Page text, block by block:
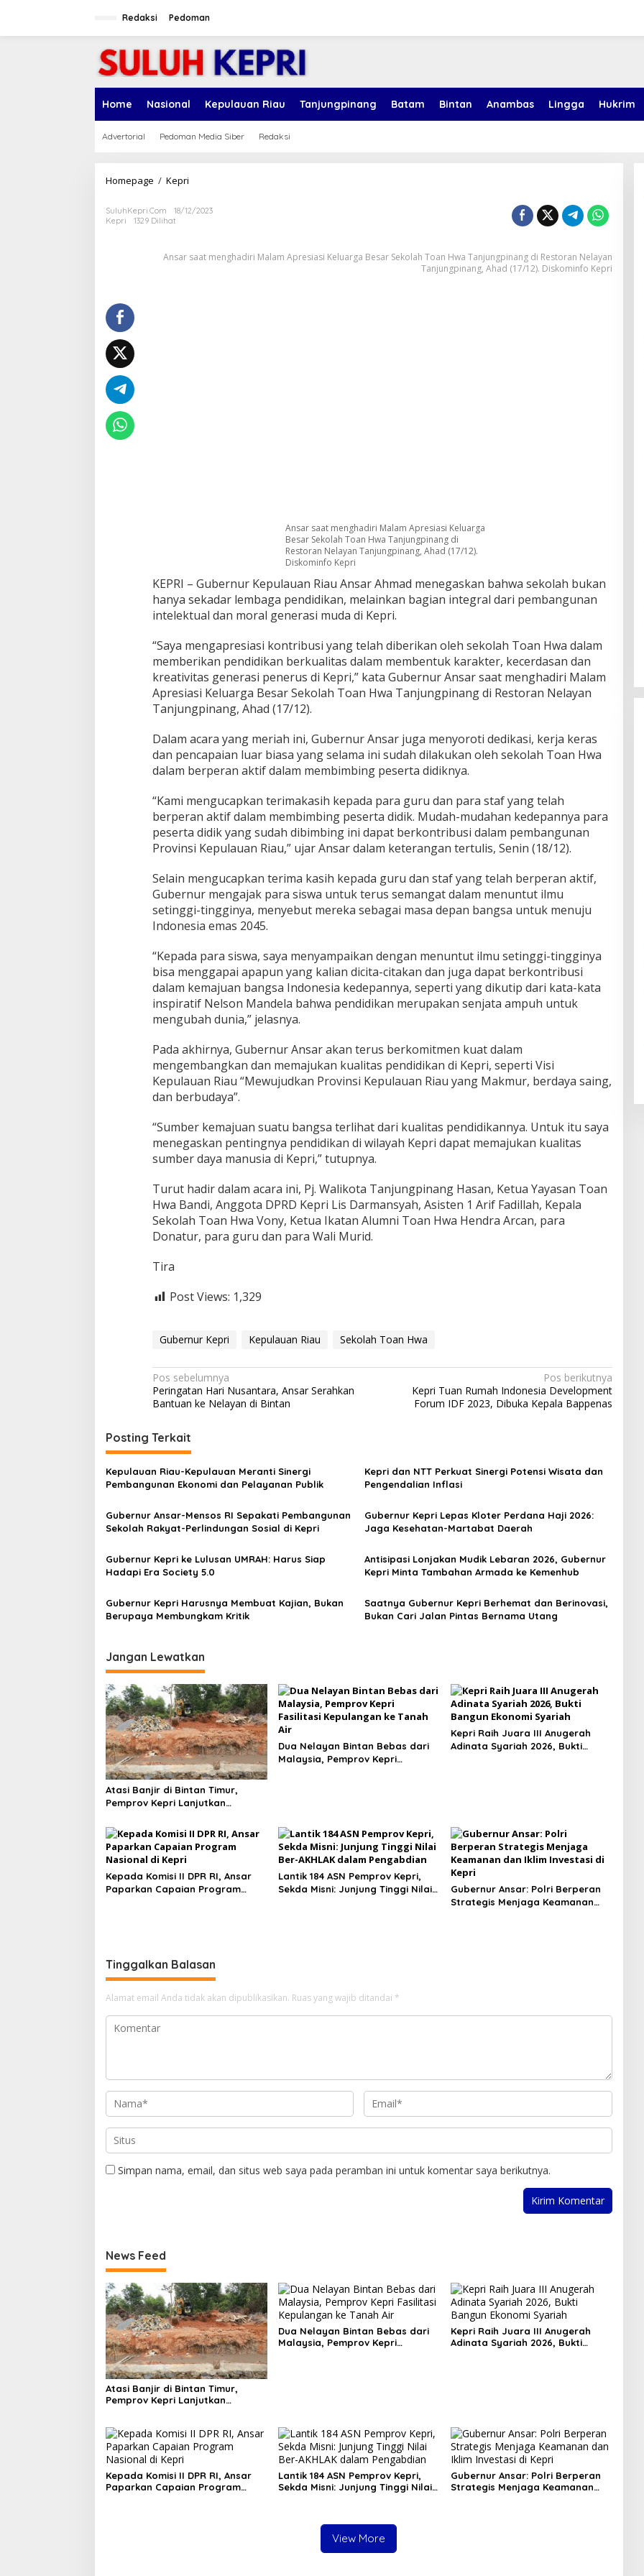
Redaksi Pedoman
Home Nasional Kepulauan Riau Tanjungpinang Batam Bintan Anambas Lingga Hukrim
Advertorial Pedoman Media Siber Redaksi
Homepage / Kepri
d
d
SuluhKepri.com
18/12/2023
Kepri
1329 Dilihat
Ansar saat menghadiri Malam Apresiasi Keluarga Besar Sekolah Toan Hwa Tanjungpinang di Restoran Nelayan
Tanjungpinang, Ahad (17/12). Diskominfo Kepri
Ansar saat menghadiri Malam Apresiasi Keluarga
Besar Sekolah Toan Hwa Tanjungpinang di
Restoran Nelayan Tanjungpinang, Ahad (17/12).
Diskominfo Kepri
KEPRI – Gubernur Kepulauan Riau Ansar Ahmad menegaskan bahwa sekolah bukan
hanya sekadar lembaga pendidikan, melainkan bagian integral dari pembangunan
intelektual dan moral generasi muda di Kepri.
“Saya mengapresiasi kontribusi yang telah diberikan oleh sekolah Toan Hwa dalam
memberikan pendidikan berkualitas dalam membentuk karakter, kecerdasan dan
kreativitas generasi penerus di Kepri,” kata Gubernur Ansar saat menghadiri Malam
Apresiasi Keluarga Besar Sekolah Toan Hwa Tanjungpinang di Restoran Nelayan
Tanjungpinang, Ahad (17/12).
Dalam acara yang meriah ini, Gubernur Ansar juga menyoroti dedikasi, kerja keras
dan pencapaian luar biasa yang selama ini sudah dilakukan oleh sekolah Toan Hwa
dalam berperan aktif dalam membimbing peserta didiknya.
“Kami mengucapkan terimakasih kepada para guru dan para staf yang telah
berperan aktif dalam membimbing peserta didik. Mudah-mudahan kedepannya para
peserta didik yang sudah dibimbing ini dapat berkontribusi dalam pembangunan
Provinsi Kepulauan Riau,” ujar Ansar dalam keterangan tertulis, Senin (18/12).
Selain mengucapkan terima kasih kepada guru dan staf yang telah berperan aktif,
Gubernur mengajak para siswa untuk terus semangat dalam menuntut ilmu
setinggi-tingginya, menyebut mereka sebagai masa depan bangsa untuk menuju
Indonesia emas 2045.
“Kepada para siswa, saya menyampaikan dengan menuntut ilmu setinggi-tingginya
bisa menggapai apapun yang kalian dicita-citakan dan juga dapat berkontribusi
dalam kemajuan bangsa Indonesia kedepannya, seperti yang dikutip dari kata-kata
inspiratif Nelson Mandela bahwa pendidikan merupakan senjata ampuh untuk
mengubah dunia,” jelasnya.
Pada akhirnya, Gubernur Ansar akan terus berkomitmen kuat dalam
mengembangkan dan memajukan kualitas pendidikan di Kepri, seperti Visi
Kepulauan Riau “Mewujudkan Provinsi Kepulauan Riau yang Makmur, berdaya saing,
dan berbudaya”.
“Sumber kemajuan suatu bangsa terlihat dari kualitas pendidikannya. Untuk itu saya
menegaskan pentingnya pendidikan di wilayah Kepri dapat memajukan kualitas
sumber daya manusia di Kepri,” tutupnya.
Turut hadir dalam acara ini, Pj. Walikota Tanjungpinang Hasan, Ketua Yayasan Toan
Hwa Bandi, Anggota DPRD Kepri Lis Darmansyah, Asisten 1 Arif Fadillah, Kepala
Sekolah Toan Hwa Vony, Ketua Ikatan Alumni Toan Hwa Hendra Arcan, para
Donatur, para guru dan para Wali Murid.
Tira
Post Views: 1,329
Gubernur Kepri Kepulauan Riau Sekolah Toan Hwa
N
a
i
g
a
i
o
s
Pos sebelumnya
Peringatan Hari Nusantara, Ansar Serahkan
Bantuan ke Nelayan di Bintan
Pos berikutnya
Kepri Tuan Rumah Indonesia Development
Forum IDF 2023, Dibuka Kepala Bappenas
Posting Terkait
Kepulauan Riau-Kepulauan Meranti Sinergi
Pembangunan Ekonomi dan Pelayanan Publik
Kepri dan NTT Perkuat Sinergi Potensi Wisata dan
Pengendalian Inflasi
Gubernur Ansar-Mensos RI Sepakati Pembangunan
Sekolah Rakyat-Perlindungan Sosial di Kepri
Gubernur Kepri Lepas Kloter Perdana Haji 2026:
Jaga Kesehatan-Martabat Daerah
Gubernur Kepri ke Lulusan UMRAH: Harus Siap
Hadapi Era Society 5.0
Antisipasi Lonjakan Mudik Lebaran 2026, Gubernur
Kepri Minta Tambahan Armada ke Kemenhub
Gubernur Kepri Harusnya Membuat Kajian, Bukan
Berupaya Membungkam Kritik
Saatnya Gubernur Kepri Berhemat dan Berinovasi,
Bukan Cari Jalan Pintas Bernama Utang
Jangan Lewatkan
Atasi Banjir di Bintan Timur,
Pemprov Kepri Lanjutkan
Kampung Purwodadi
Dua Nelayan Bintan Bebas dari
Malaysia, Pemprov Kepri
Kepri Raih Juara III Anugerah
Adinata Syariah 2026, Bukti
Kepada Komisi II DPR RI, Ansar
Paparkan Capaian Program
Lantik 184 ASN Pemprov Kepri,
Sekda Misni: Junjung Tinggi Nilai
Gubernur Ansar: Polri Berperan
Strategis Menjaga Keamanan
Tinggalkan Balasan
Alamat email Anda tidak akan dipublikasikan. Ruas yang wajib ditandai *
Simpan nama, email, dan situs web saya pada peramban ini untuk komentar saya berikutnya.
News Feed
Atasi Banjir di Bintan Timur,
Pemprov Kepri Lanjutkan
Dua Nelayan Bintan Bebas dari
Malaysia, Pemprov Kepri
Kepri Raih Juara III Anugerah
Adinata Syariah 2026, Bukti
Kepada Komisi II DPR RI, Ansar
Paparkan Capaian Program
Lantik 184 ASN Pemprov Kepri,
Sekda Misni: Junjung Tinggi Nilai
Gubernur Ansar: Polri Berperan
Strategis Menjaga Keamanan
View More